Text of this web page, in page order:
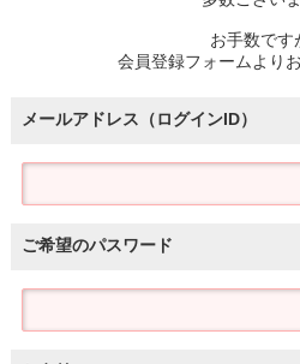
お手数です
会員登録フォームより
メールアドレス（ログインID）
ご希望のパスワード